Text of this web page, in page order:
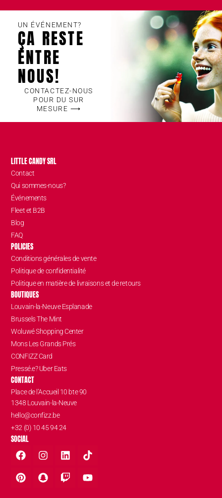
UN ÉVÉNEMENT?
ÇA RESTE
ENTRE
NOUS!
CONTACTEZ-NOUS
POUR DU SUR
MESURE ⟶
LITTLE CANDY SRL
Contact
Qui sommes-nous?
Événements
Fleet et B2B
Blog
FAQ
POLICIES
Conditions générales de vente
Politique de confidentialité
Politique en matière de livraisons et de retours
BOUTIQUES
Louvain-la-Neuve Esplanade
Brussels The Mint
Woluwé Shopping Center
Mons Les Grands Prés
CONFIZZ Card
Pressé.e? Uber Eats
CONTACT
Place de l’Accueil 10 bte 90
1348 Louvain-la-Neuve
hello@confizz.be
+32 (0) 10 45 94 24
SOCIAL